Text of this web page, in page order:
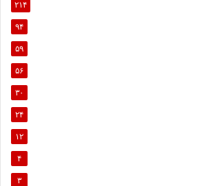
۲۱۴
۹۴
۵۹
۵۶
۳۰
۲۴
۱۲
۴
۳